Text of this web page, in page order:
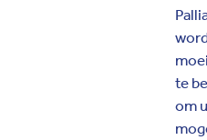
te
om